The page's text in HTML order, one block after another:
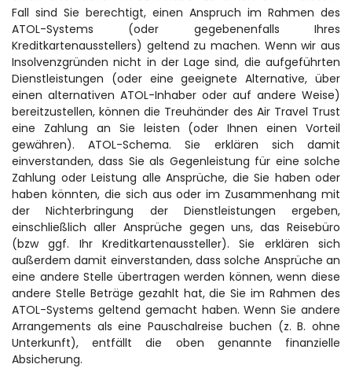
Fall sind Sie berechtigt, einen Anspruch im Rahmen des
ATOL-Systems (oder gegebenenfalls Ihres
Kreditkartenausstellers) geltend zu machen. Wenn wir aus
Insolvenzgründen nicht in der Lage sind, die aufgeführten
Dienstleistungen (oder eine geeignete Alternative, über
einen alternativen ATOL-Inhaber oder auf andere Weise)
bereitzustellen, können die Treuhänder des Air Travel Trust
eine Zahlung an Sie leisten (oder Ihnen einen Vorteil
gewähren). ATOL-Schema. Sie erklären sich damit
einverstanden, dass Sie als Gegenleistung für eine solche
Zahlung oder Leistung alle Ansprüche, die Sie haben oder
haben könnten, die sich aus oder im Zusammenhang mit
der Nichterbringung der Dienstleistungen ergeben,
einschließlich aller Ansprüche gegen uns, das Reisebüro
(bzw ggf. Ihr Kreditkartenaussteller). Sie erklären sich
außerdem damit einverstanden, dass solche Ansprüche an
eine andere Stelle übertragen werden können, wenn diese
andere Stelle Beträge gezahlt hat, die Sie im Rahmen des
ATOL-Systems geltend gemacht haben. Wenn Sie andere
Arrangements als eine Pauschalreise buchen (z. B. ohne
Unterkunft), entfällt die oben genannte finanzielle
Absicherung.